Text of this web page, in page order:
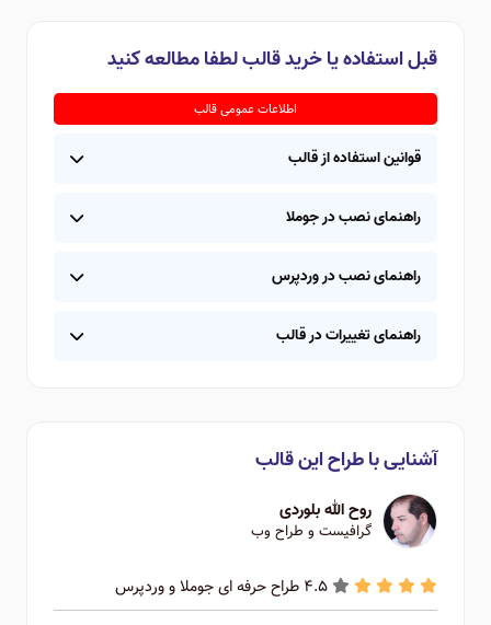
قبل استفاده یا خرید قالب لطفا مطالعه کنید
اطلاعات عمومی قالب
قوانین استفاده از قالب
راهنمای نصب در جوملا
راهنمای نصب در وردپرس
راهنمای تغییرات در قالب
آشنایی با طراح این قالب
روح الله بلوردی
گرافیست و طراح وب
4.5 طراح حرفه ای جوملا و وردپرس